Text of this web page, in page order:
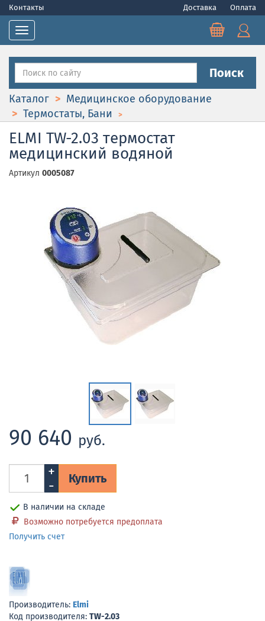
Контакты Доставка Оплата
Toggle navigation
Поиск
Каталог
Медицинское оборудование
Термостаты, Бани
ELMI TW-2.03 термостат
медицинский водяной
Артикул 0005087
90 640 руб.
-
+ Купить
В наличии на складе
Возможно потребуется предоплата
Получить счет
Производитель: Elmi
Код производителя: TW-2.03